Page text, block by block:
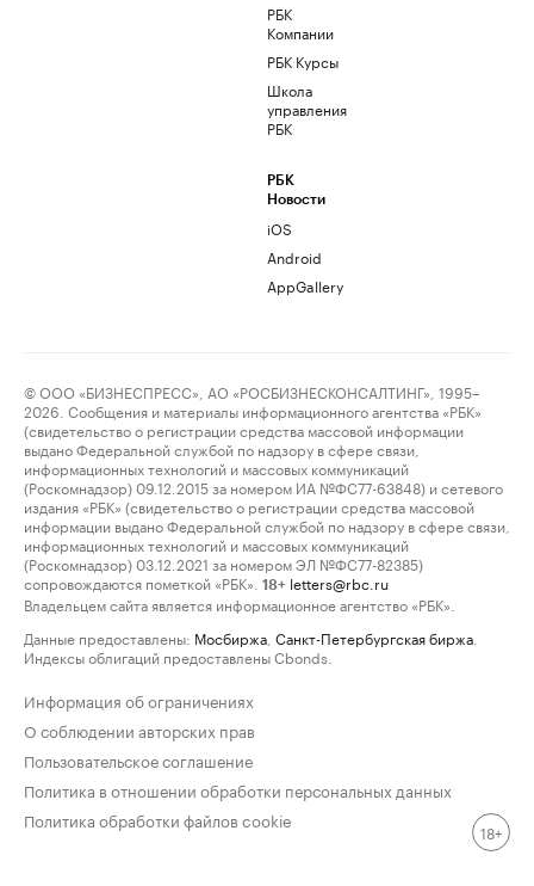
РБК
Компании
РБК Курсы
Школа
управления
РБК
РБК
Новости
iOS
Android
AppGallery
© ООО «БИЗНЕСПРЕСС», АО «РОСБИЗНЕСКОНСАЛТИНГ», 1995–
2026. Сообщения и материалы информационного агентства «РБК»
(свидетельство о регистрации средства массовой информации
выдано Федеральной службой по надзору в сфере связи,
информационных технологий и массовых коммуникаций
(Роскомнадзор) 09.12.2015 за номером ИА №ФС77-63848) и сетевого
издания «РБК» (свидетельство о регистрации средства массовой
информации выдано Федеральной службой по надзору в сфере связи,
информационных технологий и массовых коммуникаций
(Роскомнадзор) 03.12.2021 за номером ЭЛ №ФС77-82385)
сопровождаются пометкой «РБК».
18+ letters@rbc.ru
Владельцем сайта является информационное агентство «РБК».
Данные предоставлены: Мосбиржа Санкт-Петербургская биржа
Индексы облигаций предоставлены Cbonds.
Информация об ограничениях
О соблюдении авторских прав
Пользовательское соглашение
Политика в отношении обработки персональных данных
Политика обработки файлов cookie
18+